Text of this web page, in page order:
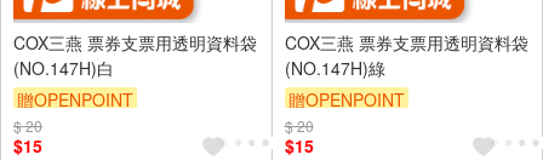
COX三燕 票券支票用透明資料袋
(NO.147H)白
贈OPENPOINT
$ 20
$15
COX三燕 票券支票用透明資料袋
(NO.147H)綠
贈OPENPOINT
$ 20
$15